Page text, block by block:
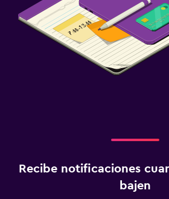
Cámaras CCTV en el exterior
Botiquín de primeros auxilios
Recibe notificaciones
bajen